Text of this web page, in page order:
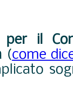
per il
(come